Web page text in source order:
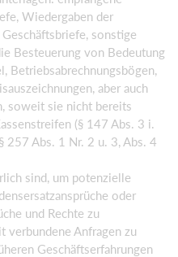
Wiedergaben der
sonstige
Besteuerung von Bedeutung
Betriebsabrechnungsbögen,
aber auch
soweit sie nicht bereits
(§ 147 Abs. 3 i.
257 Abs. 1 Nr. 2 u. 3, Abs. 4
sind, um potenzielle
oder
und Rechte zu
verbundene Anfragen zu
Geschäftserfahrungen